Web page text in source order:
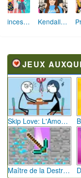
Princesses Winter Trip Kendall Hair Salon
JEUX
Skip Love: L'Amour en Péril
Maître de la Destruction: Fusion de Pioches